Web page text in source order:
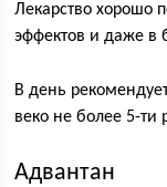
Лекарство хорошо
эффектов и даже в
В день
веко не более 5-ти
Адвантан